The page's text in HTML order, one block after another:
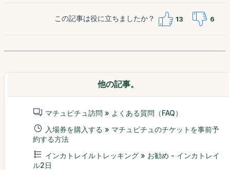
この記事は役に立ちましたか？ 13 6
他の記事。
マチュピチュ訪問 » よくある質問（FAQ）
入場券を購入する » マチュピチュのチケットを事前予
約する方法
インカトレイルトレッキング » お勧め - インカトレイ
ル2日